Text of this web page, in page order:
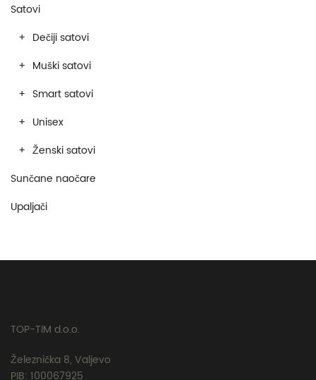
Satovi
Dečiji satovi
Muški satovi
Smart satovi
Unisex
Ženski satovi
Sunčane naočare
Upaljači
TOP-TIM d.o.o.
Železnička 8, Valjevo
PIB: 100067925